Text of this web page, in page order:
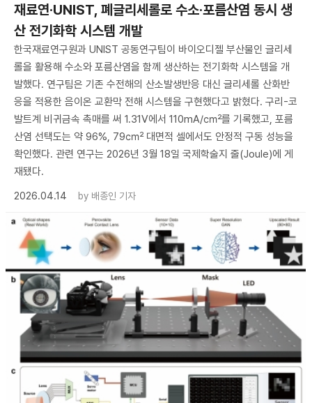
재료연·UNIST, 폐글리세롤로 수소·포름산염 동시 생
산 전기화학 시스템 개발
한국재료연구원과 UNIST 공동연구팀이 바이오디젤 부산물인 글리세
롤을 활용해 수소와 포름산염을 함께 생산하는 전기화학 시스템을 개
발했다. 연구팀은 기존 수전해의 산소발생반응 대신 글리세롤 산화반
응을 적용한 음이온 교환막 전해 시스템을 구현했다고 밝혔다. 구리-코
발트계 비귀금속 촉매를 써 1.31V에서 110mA/㎠를 기록했고, 포름
산염 선택도는 약 96%, 79㎠ 대면적 셀에서도 안정적 구동 성능을
확인했다. 관련 연구는 2026년 3월 18일 국제학술지 줄(Joule)에 게
재됐다.
2026.04.14
by 배종인 기자